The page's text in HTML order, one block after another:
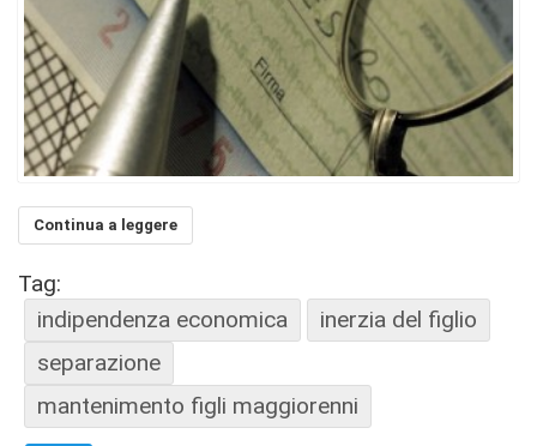
Continua a leggere
Tag:
indipendenza economica
inerzia del figlio
separazione
mantenimento figli maggiorenni